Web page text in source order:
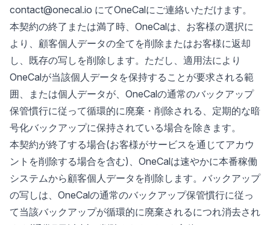
contact@onecal.io にてOneCalにご連絡いただけます。
本契約の終了または満了時、OneCalは、お客様の選択に
より、顧客個人データの全てを削除またはお客様に返却
し、既存の写しを削除します。ただし、適用法により
OneCalが当該個人データを保持することが要求される範
囲、または個人データが、OneCalの通常のバックアップ
保管慣行に従って循環的に廃棄・削除される、定期的な暗
号化バックアップに保持されている場合を除きます。
本契約が終了する場合(お客様がサービスを通じてアカウ
ントを削除する場合を含む)、OneCalは速やかに本番稼働
システムから顧客個人データを削除します。バックアップ
の写しは、OneCalの通常のバックアップ保管慣行に従っ
て当該バックアップが循環的に廃棄されるにつれ消去され